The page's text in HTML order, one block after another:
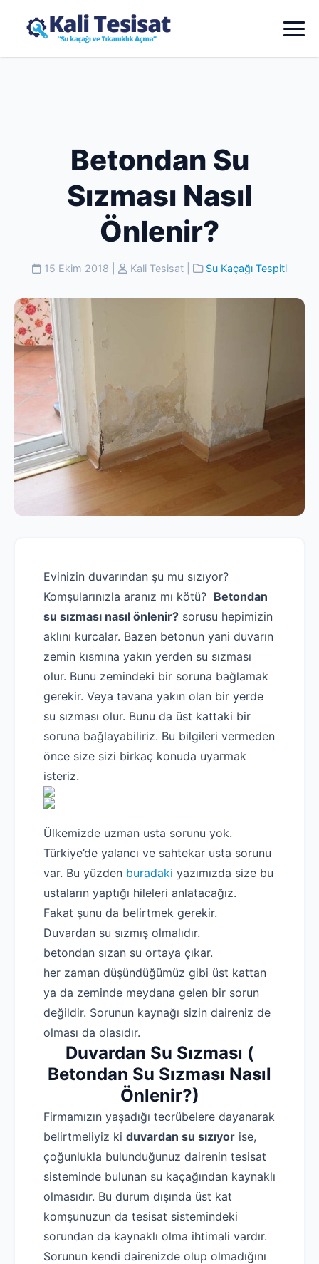
Betondan Su
Sızması Nasıl
Önlenir?
15 Ekim 2018 Kali Tesisat Su Kaçağı Tespiti
Evinizin duvarından şu mu sızıyor?
Komşularınızla aranız mı kötü? Betondan
su sızması nasıl önlenir? sorusu hepimizin
aklını kurcalar. Bazen betonun yani duvarın
zemin kısmına yakın yerden su sızması
olur. Bunu zemindeki bir soruna bağlamak
gerekir. Veya tavana yakın olan bir yerde
su sızması olur. Bunu da üst kattaki bir
soruna bağlayabiliriz. Bu bilgileri vermeden
önce size sizi birkaç konuda uyarmak
isteriz.
Ülkemizde uzman usta sorunu yok.
Türkiye’de yalancı ve sahtekar usta sorunu
var. Bu yüzden buradaki yazımızda size bu
ustaların yaptığı hileleri anlatacağız.
Fakat şunu da belirtmek gerekir.
Duvardan su sızmış olmalıdır.
betondan sızan su ortaya çıkar.
her zaman düşündüğümüz gibi üst kattan
ya da zeminde meydana gelen bir sorun
değildir. Sorunun kaynağı sizin daireniz de
olması da olasıdır.
Duvardan Su Sızması (
Betondan Su Sızması Nasıl
Önlenir?)
Firmamızın yaşadığı tecrübelere dayanarak
belirtmeliyiz ki duvardan su sızıyor ise,
çoğunlukla bulunduğunuz dairenin tesisat
sisteminde bulunan su kaçağından kaynaklı
olmasıdır. Bu durum dışında üst kat
komşunuzun da tesisat sistemindeki
sorundan da kaynaklı olma ihtimali vardır.
Sorunun kendi dairenizde olup olmadığını